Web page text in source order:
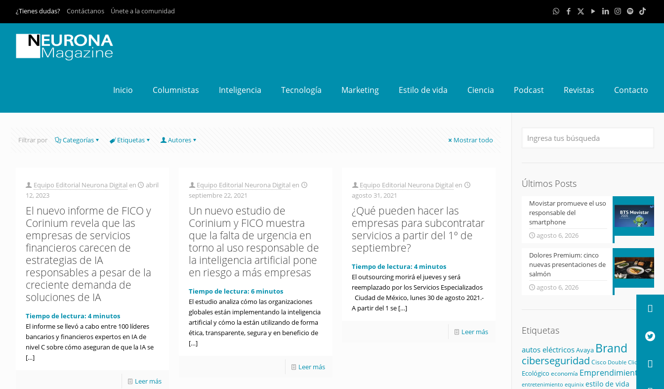
¿Tienes dudas? Contáctanos Únete a la comunidad
Inicio Columnistas Inteligencia Tecnología Marketing Estilo de vida Ciencia Podcast Revistas Contacto
Filtrar por Categorías Etiquetas Autores Mostrar todo
Equipo Editorial Neurona Digital en
abril
12, 2023
El nuevo informe de FICO y
Corinium revela que las
empresas de servicios
financieros carecen de
estrategias de IA
responsables a pesar de la
creciente demanda de
soluciones de IA
Tiempo de lectura: 4 minutos
El informe se llevó a cabo entre 100 líderes
bancarios y financieros expertos en IA de
nivel C sobre cómo aseguran de que la IA se
[…]
Leer más
Equipo Editorial Neurona Digital en
septiembre 22, 2021
Un nuevo estudio de
Corinium y FICO muestra
que la falta de urgencia en
torno al uso responsable de
la inteligencia artificial pone
en riesgo a más empresas
Tiempo de lectura:6 minutos
El estudio analiza cómo las organizaciones
globales están implementando la inteligencia
artificial y cómo la están utilizando de forma
ética, transparente, segura y en beneficio de
[…]
Leer más
Equipo Editorial Neurona Digital en
agosto 31, 2021
¿Qué pueden hacer las
empresas para subcontratar
servicios a partir del 1º de
septiembre?
Tiempo de lectura:4minutos
El outsourcing morirá el jueves y será
reemplazado por los Servicios Especializados
Ciudad de México, lunes 30 de agosto 2021.-
A partir del 1 se […]
Leer más
Últimos Posts
Movistar promueve el uso
responsable del
smartphone
agosto 6, 2026
Dolores Premium: cinco
nuevas presentaciones de
salmón
agosto 6, 2026
Etiquetas
autos eléctricosAvaya Brand
ciberseguridad Cisco Double Click
Ecológico economía Emprendimiento
entretenimiento equinix estilo de vida